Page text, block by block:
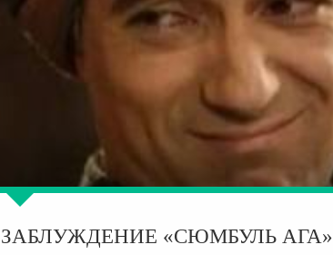
ЗАБЛУЖДЕНИЕ «CЮМБУЛЬ АГА»